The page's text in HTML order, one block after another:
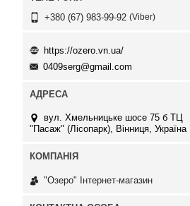
+380 (67) 983-99-92 Viber
https://ozero.vn.ua/
0409serg@gmail.com
вул. Хмельницьке шосе 75 б ТЦ
"Пасаж" (Лісопарк), Вінниця, Україна
"Озеро" Інтернет-магазин